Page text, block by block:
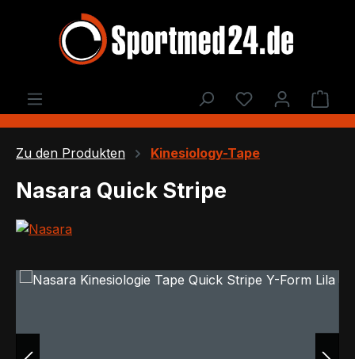
Zum Hauptinhalt springen
Du hast 0
Zu den Produkten Kinesiology-Tape
Nasara Quick Stripe
Bildergalerie überspringen